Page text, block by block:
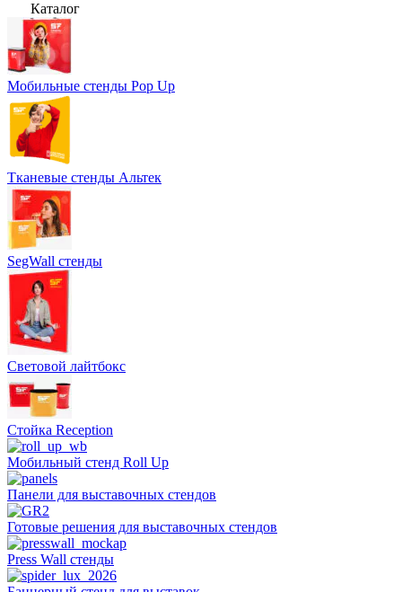
Каталог
Мобильные стенды Pop Up
Тканевые стенды Альтек
SegWall стенды
Световой лайтбокс
Стойка Reception
Мобильный стенд Roll Up
Панели для выставочных стендов
Готовые решения для выставочных стендов
Press Wall стенды